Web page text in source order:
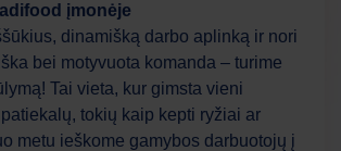
įmonėje
dinamišką darbo aplinką ir nori
bei motyvuota komanda – turime
Tai vieta, kur gimsta vieni
tokių kaip kepti ryžiai ar
metu ieškome gamybos darbuotojų į